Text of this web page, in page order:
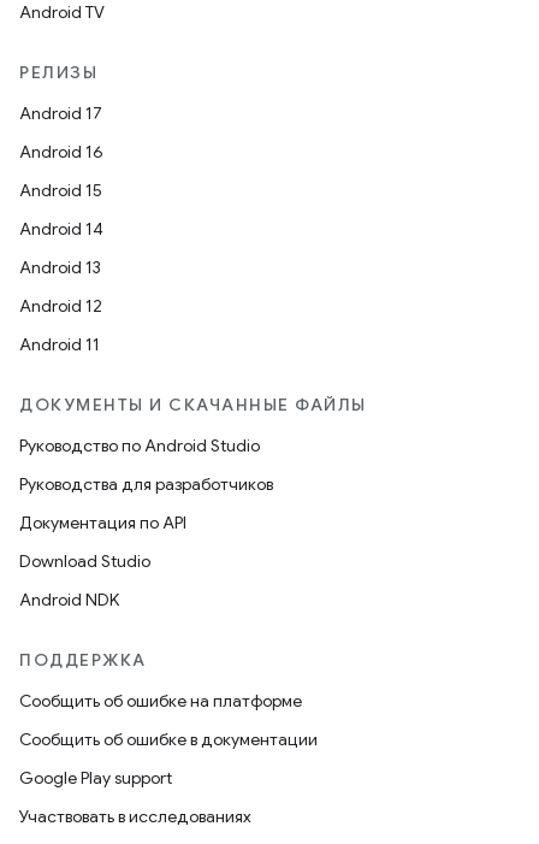
Android TV
РЕЛИЗЫ
Android 17
Android 16
Android 15
Android 14
Android 13
Android 12
Android 11
ДОКУМЕНТЫ И СКАЧАННЫЕ ФАЙЛЫ
Руководство по Android Studio
Руководства для разработчиков
Документация по API
Download Studio
Android NDK
ПОДДЕРЖКА
Сообщить об ошибке на платформе
Сообщить об ошибке в документации
Google Play support
Участвовать в исследованиях